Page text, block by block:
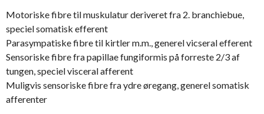
Motoriske fibre til muskulatur deriveret fra 2. branchiebue,
speciel somatisk efferent
Parasympatiske fibre til kirtler m.m., generel vicseral efferent
Sensoriske fibre fra papillae fungiformis på forreste 2/3 af
tungen, speciel visceral afferent
Muligvis sensoriske fibre fra ydre øregang, generel somatisk
afferenter